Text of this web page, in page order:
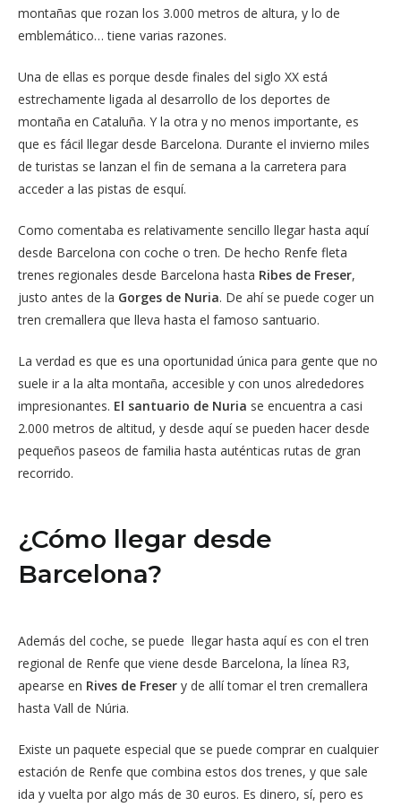
montañas que rozan los 3.000 metros de altura, y lo de
emblemático… tiene varias razones.
Una de ellas es porque desde finales del siglo XX está
estrechamente ligada al desarrollo de los deportes de
montaña en Cataluña. Y la otra y no menos importante, es
que es fácil llegar desde Barcelona. Durante el invierno miles
de turistas se lanzan el fin de semana a la carretera para
acceder a las pistas de esquí.
Como comentaba es relativamente sencillo llegar hasta aquí
desde Barcelona con coche o tren. De hecho Renfe fleta
trenes regionales desde Barcelona hasta Ribes de Freser,
justo antes de la Gorges de Nuria. De ahí se puede coger un
tren cremallera que lleva hasta el famoso santuario.
La verdad es que es una oportunidad única para gente que no
suele ir a la alta montaña, accesible y con unos alrededores
impresionantes. El santuario de Nuria se encuentra a casi
2.000 metros de altitud, y desde aquí se pueden hacer desde
pequeños paseos de familia hasta auténticas rutas de gran
recorrido.
¿Cómo llegar desde
Barcelona?
Además del coche, se puede llegar hasta aquí es con el tren
regional de Renfe que viene desde Barcelona, la línea R3,
apearse en Rives de Freser y de allí tomar el tren cremallera
hasta Vall de Núria.
Existe un paquete especial que se puede comprar en cualquier
estación de Renfe que combina estos dos trenes, y que sale
ida y vuelta por algo más de 30 euros. Es dinero, sí, pero es